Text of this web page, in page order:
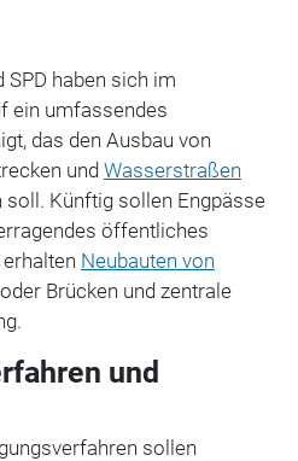
SPD haben sich im
ein umfassendes
das den Ausbau von
und Wasserstraßen
Künftig sollen Engpässe
öffentliches
Neubauten von
Brücken und zentrale
und
sollen